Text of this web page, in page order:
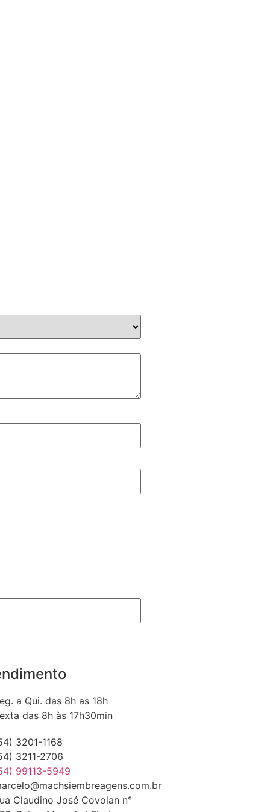
a Qui. das 8h as 18h
das 8h às 17h30min
3201-1168
3211-2706
99113-5949
Claudino José Covolan n°